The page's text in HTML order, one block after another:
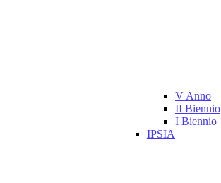
V Anno
II Biennio
I Biennio
IPSIA